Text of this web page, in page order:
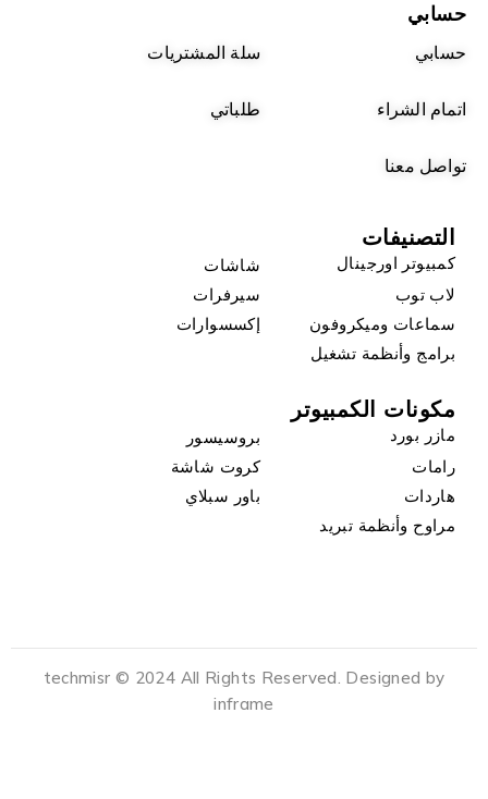
حسابي
حسابي سلة المشتريات
اتمام الشراء طلباتي
تواصل معنا
التصنيفات
كمبيوتر اورجينال
شاشات
لاب توب
سيرفرات
سماعات وميكروفون
إكسسوارات
برامج وأنظمة تشغيل
مكونات الكمبيوتر
مازر بورد
بروسيسور
رامات
كروت شاشة
هاردات
باور سبلاي
مراوح وأنظمة تبريد
techmisr © 2024 All Rights Reserved. Designed by
inframe